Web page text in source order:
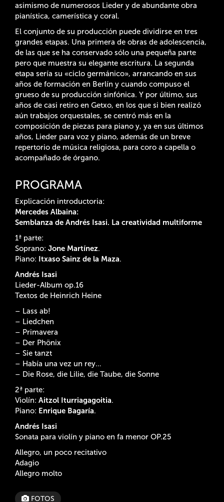
asimismo de numerosos Lieder y de abundante obra
pianística, camerística y coral.
El conjunto de su producción puede dividirse en tres
grandes etapas. Una primera de obras de adolescencia,
de las que se ha conservado sólo una pequeña parte
pero que muestra su elegante escritura. La segunda
etapa sería su «ciclo germánico», arrancando en sus
años de formación en Berlín y cuando compuso el
grueso de su producción sinfónica. Y por último, sus
años de casi retiro en Getxo, en los que si bien realizó
aún trabajos orquestales, se centró más en la
composición de piezas para piano y, ya en sus últimos
años, Lieder para voz y piano, además de un breve
repertorio de música religiosa, para coro a capella o
acompañado de órgano.
PROGRAMA
Explicación introductoria:
Mercedes Albaina:
Semblanza de Andrés Isasi. La creatividad multiforme
1ª parte:
Soprano: Jone Martínez.
Piano: Itxaso Sainz de la Maza.
Andrés Isasi
Lieder-Album op.16
Textos de Heinrich Heine
– Lass ab!
– Liedchen
– Primavera
– Der Phönix
– Sie tanzt
– Había una vez un rey…
– Die Rose, die Lilie, die Taube, die Sonne
2ª parte:
Violín: Aitzol Iturriagagoitia.
Piano: Enrique Bagaría.
Andrés Isasi
Sonata para violín y piano en fa menor OP.25
Allegro, un poco recitativo
Adagio
Allegro molto
FOTOS